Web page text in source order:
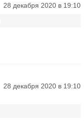
28 декабря 2020 в 19:10
28 декабря 2020 в 19:10